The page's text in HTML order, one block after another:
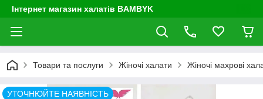
Інтернет магазин халатів BAMBYK
Товари та послуги Жіночі халати Жіночі махрові
УТОЧНЮЙТЕ НАЯВНІСТЬ